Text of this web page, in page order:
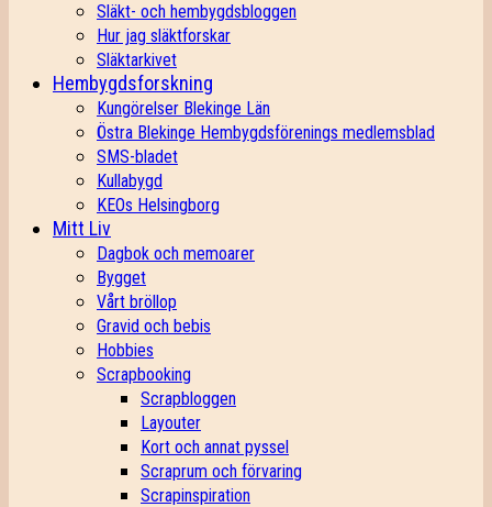
Släkt- och hembygdsbloggen
Hur jag släktforskar
Släktarkivet
Hembygdsforskning
Kungörelser Blekinge Län
Östra Blekinge Hembygdsförenings medlemsblad
SMS-bladet
Kullabygd
KEOs Helsingborg
Mitt Liv
Dagbok och memoarer
Bygget
Vårt bröllop
Gravid och bebis
Hobbies
Scrapbooking
Scrapbloggen
Layouter
Kort och annat pyssel
Scraprum och förvaring
Scrapinspiration